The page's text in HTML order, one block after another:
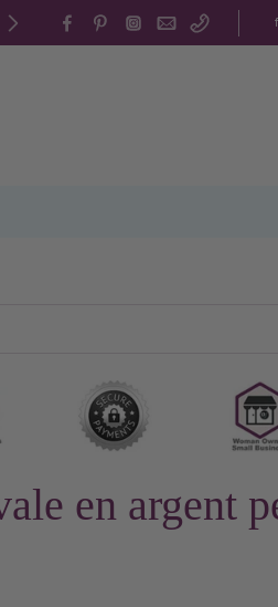
Canada et États-
en argent